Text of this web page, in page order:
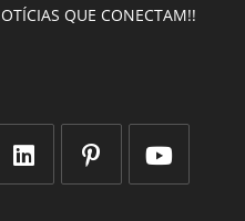
QUE CONECTAM!!